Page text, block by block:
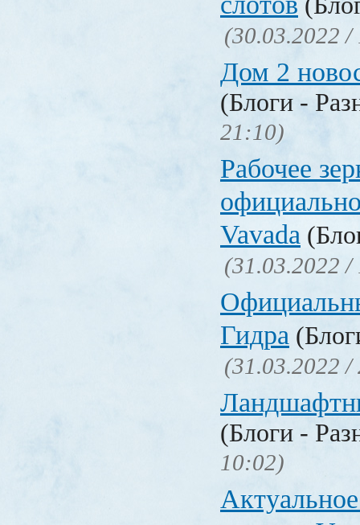
(30.03.2022 /
Дом 2
(Блоги -
21:10)
Рабочее
Vavada
(31.03.2022 /
Гидра
(31.03.2022 /
(Блоги -
10:02)